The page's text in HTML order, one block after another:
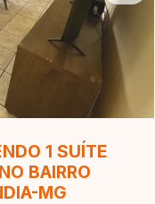
1 SUÍTE
BAIRRO
MG